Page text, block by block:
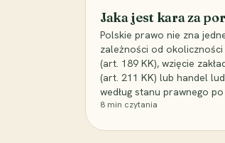
Jaka jest kara za
Polskie prawo nie zna
zależności od
(art. 189 KK), wzięcie
(art. 211 KK) lub handel
według stanu prawnego
8 min czytania